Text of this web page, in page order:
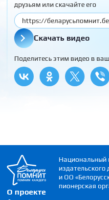
друзьям или скачайте его
Скачать видео
Поделитесь этим видео в
О проекте
Национальный
издательского
и ОО
пионерская